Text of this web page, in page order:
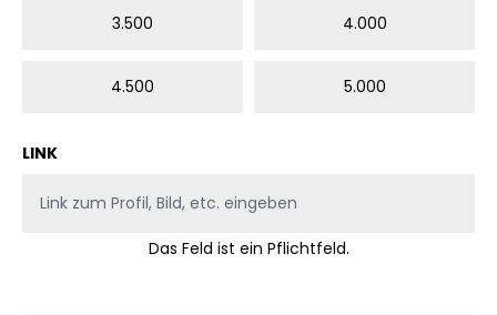
3.500 4.000
4.500 5.000
LINK
Das Feld ist ein Pflichtfeld.